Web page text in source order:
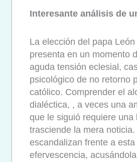
Interesante análisis de
La elección del papa
presenta en un momento
aguda tensión eclesial,
psicológico de no retorno
católico. Comprender el
dialéctica, , a veces una
que le siguió requiere una
trasciende la mera
escandalizan frente a esta
efervescencia,